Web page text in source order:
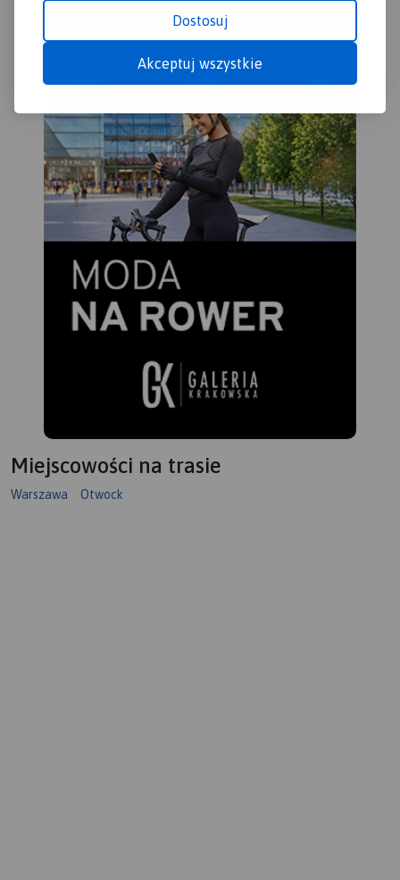
Dostosuj
Akceptuj wszystkie
Miejscowości na trasie
Warszawa Otwock